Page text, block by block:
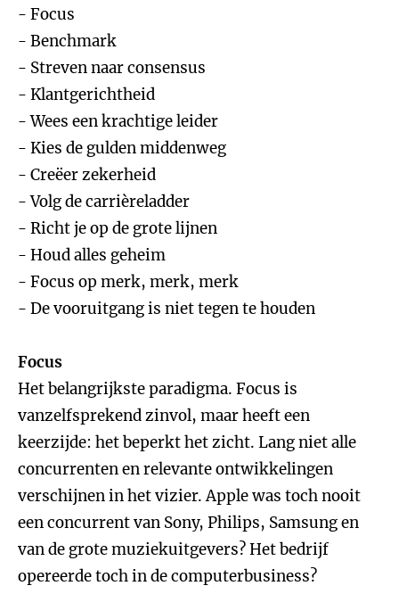
- Focus
- Benchmark
- Streven naar consensus
- Klantgerichtheid
- Wees een krachtige leider
- Kies de gulden middenweg
- Creëer zekerheid
- Volg de carrièreladder
- Richt je op de grote lijnen
- Houd alles geheim
- Focus op merk, merk, merk
- De vooruitgang is niet tegen te houden
Focus
Het belangrijkste paradigma. Focus is
vanzelfsprekend zinvol, maar heeft een
keerzijde: het beperkt het zicht. Lang niet alle
concurrenten en relevante ontwikkelingen
verschijnen in het vizier. Apple was toch nooit
een concurrent van Sony, Philips, Samsung en
van de grote muziekuitgevers? Het bedrijf
opereerde toch in de computerbusiness?